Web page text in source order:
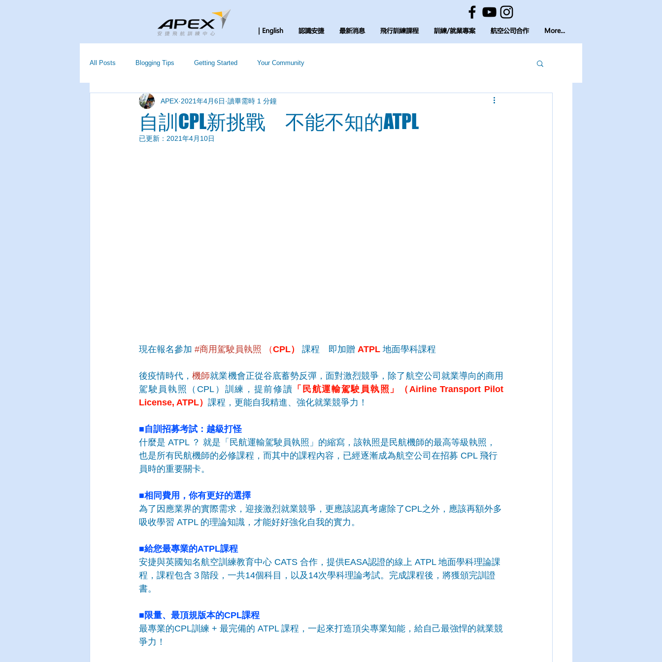
| English 認識安捷 最新消息 飛行訓練課程 訓練/就業專案 航空公司合作 More...
All Posts Blogging Tips Getting Started Your Community
自訓CPL新挑戰 不能不知的ATPL
APEX 2021年4月6日 讀畢需時 1 分鐘
已更新： 2021年4月10日
現在報名參加 #商用駕駛員執照 （CPL） 課程　即加贈 ATPL 地面學科課程
後疫情時代，機師就業機會正從谷底蓄勢反彈，面對激烈競爭，除了航空公司就業導向的商用
駕駛員執照（CPL）訓練，提前修讀 「民航運輸駕駛員執照」（Airline Transport Pilot
License, ATPL） 課程，更能自我精進、強化就業競爭力！
■自訓招募考試：越級打怪
什麼是 ATPL ？ 就是「民航運輸駕駛員執照」的縮寫，該執照是民航機師的最高等級執照，
也是所有民航機師的必修課程，而其中的課程內容，已經逐漸成為航空公司在招募 CPL 飛行
員時的重要關卡。
■相同費用，你有更好的選擇
為了因應業界的實際需求，迎接激烈就業競爭，更應該認真考慮除了CPL之外，應該再額外多
吸收學習 ATPL 的理論知識，才能好好強化自我的實力。
■給您最專業的ATPL課程
安捷與英國知名航空訓練教育中心 CATS 合作，提供EASA認證的線上 ATPL 地面學科理論課
程，課程包含３階段，一共14個科目，以及14次學科理論考試。完成課程後，將獲頒完訓證
書。
■ 限量、最頂規版本的CPL課程
最專業的CPL訓練 + 最完備的 ATPL 課程，一起來打造頂尖專業知能，給自己最強悍的就業競
爭力！